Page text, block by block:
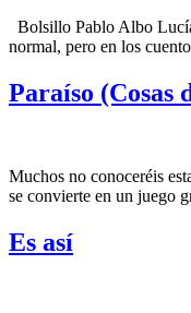
Bolsillo Pablo Albo
normal, pero en los
Paraíso (Cosas
Muchos no conoceréis
se convierte en un juego
Es así